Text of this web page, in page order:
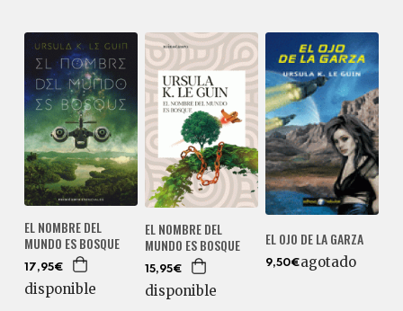
EL NOMBRE DEL
MUNDO ES BOSQUE
17,95€
disponible
EL NOMBRE DEL
MUNDO ES BOSQUE
15,95€
disponible
EL OJO DE LA GARZA
9,50€agotado